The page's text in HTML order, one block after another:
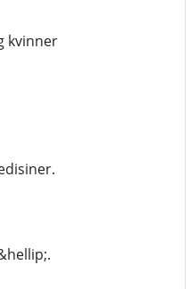
kvinner